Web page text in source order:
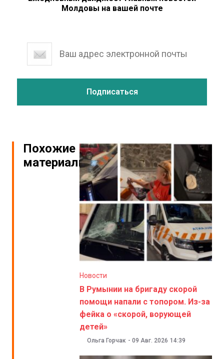
Молдовы на вашей почте
Похожие
материалы
Новости
В Румынии на бригаду скорой
помощи напали с топором. Из-за
фейка о «скорой, ворующей
детей»
Ольга Горчак - 09 Авг. 2026 14:39